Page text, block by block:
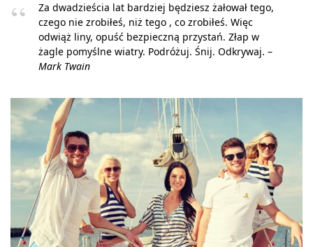
Za dwadzieścia lat bardziej będziesz żałował tego,
czego nie zrobiłeś, niż tego , co zrobiłeś. Więc
odwiąż liny, opuść bezpieczną przystań. Złap w
żagle pomyślne wiatry. Podróżuj. Śnij. Odkrywaj. –
Mark Twain